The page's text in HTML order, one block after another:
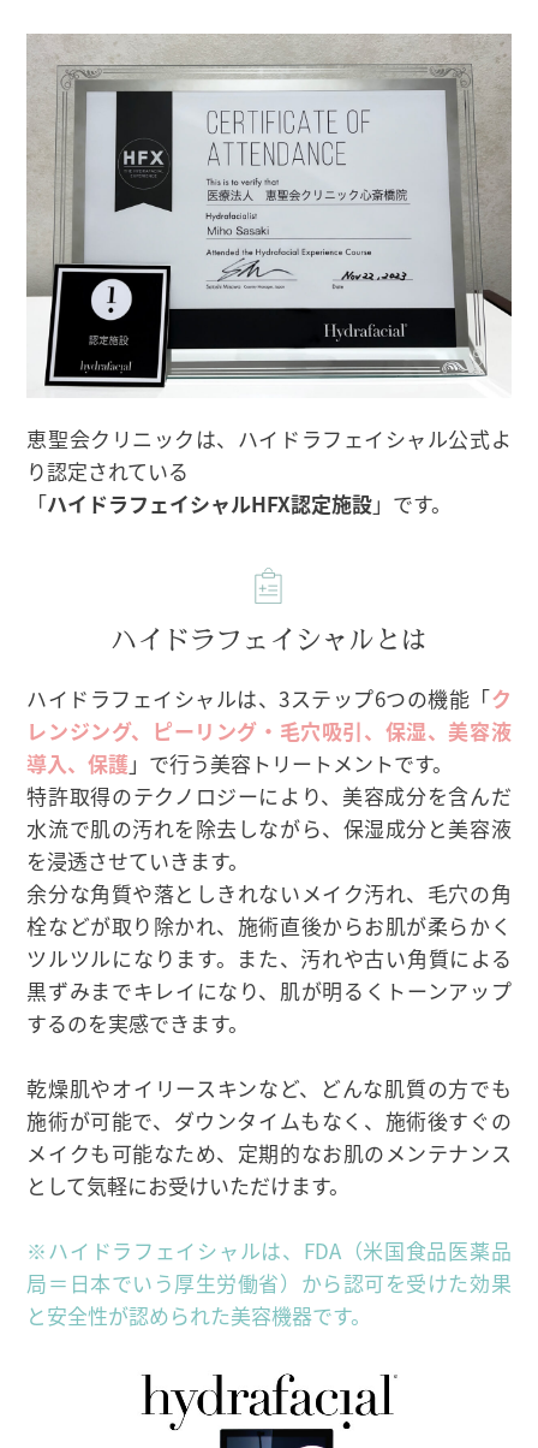
恵聖会クリニックは、ハイドラフェイシャル公式よ
り認定されている
「ハイドラフェイシャルHFX認定施設」です。
ハイドラフェイシャルとは
ハイドラフェイシャルは、3ステップ6つの機能「ク
レンジング、ピーリング・毛穴吸引、保湿、美容液
導入、保護 」で行う美容トリートメントです。
特許取得のテクノロジーにより、美容成分を含んだ
水流で肌の汚れを除去しながら、保湿成分と美容液
を浸透させていきます。
余分な角質や落としきれないメイク汚れ、毛穴の角
栓などが取り除かれ、施術直後からお肌が柔らかく
ツルツルになります。また、汚れや古い角質による
黒ずみまでキレイになり、肌が明るくトーンアップ
するのを実感できます。
乾燥肌やオイリースキンなど、どんな肌質の方でも
施術が可能で、ダウンタイムもなく、施術後すぐの
メイクも可能なため、定期的なお肌のメンテナンス
として気軽にお受けいただけます。
※ハイドラフェイシャルは、FDA（米国食品医薬品
局＝日本でいう厚生労働省）から認可を受けた効果
と安全性が認められた美容機器です。